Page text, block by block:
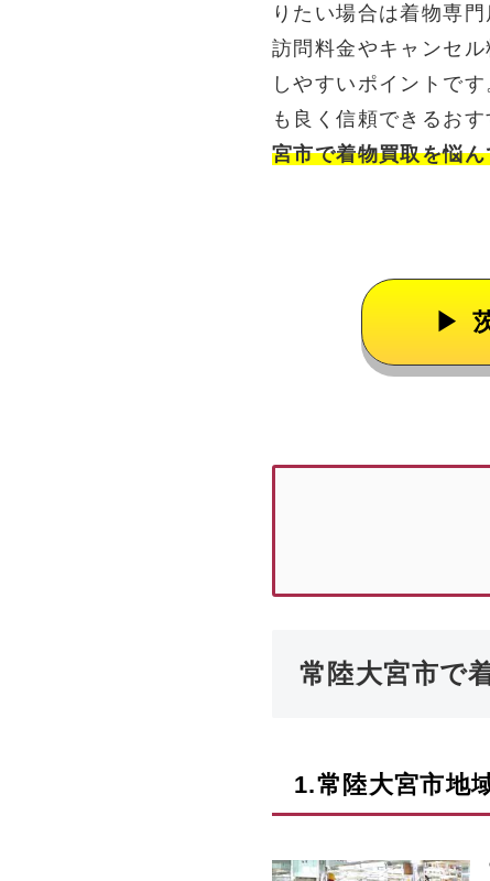
りたい場合は着物専
訪問料金やキャンセ
しやすいポイントで
も良く信頼できるお
宮市で着物買取を悩
常陸大宮市で
1.常陸大宮市地